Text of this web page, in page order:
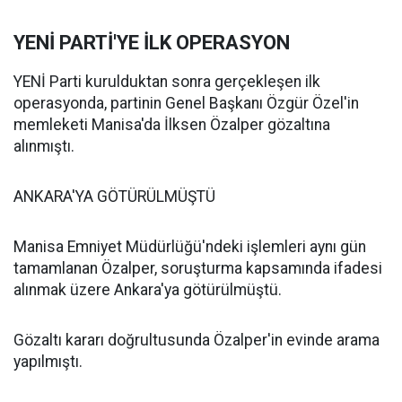
YENİ PARTİ'YE İLK OPERASYON
YENİ Parti kurulduktan sonra gerçekleşen ilk
operasyonda, partinin Genel Başkanı Özgür Özel'in
memleketi Manisa'da İlksen Özalper gözaltına
alınmıştı.
ANKARA'YA GÖTÜRÜLMÜŞTÜ
Manisa Emniyet Müdürlüğü'ndeki işlemleri aynı gün
tamamlanan Özalper, soruşturma kapsamında ifadesi
alınmak üzere Ankara'ya götürülmüştü.
Gözaltı kararı doğrultusunda Özalper'in evinde arama
yapılmıştı.